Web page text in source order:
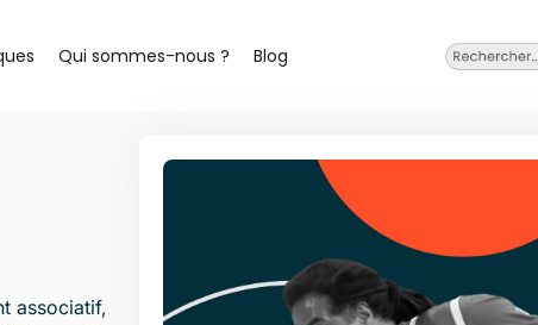
Qui sommes-nous ? Blog
associatif,